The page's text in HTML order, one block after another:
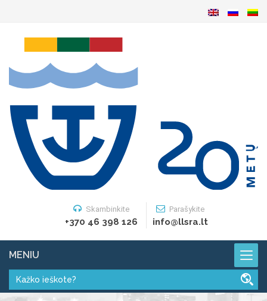
Skambinkite
+370 46 398 126
Parašykite
info@llsra.lt
MENIU